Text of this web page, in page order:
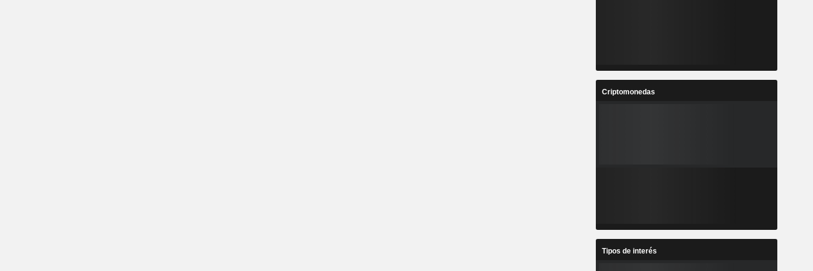
Criptomonedas
Tipos de interés